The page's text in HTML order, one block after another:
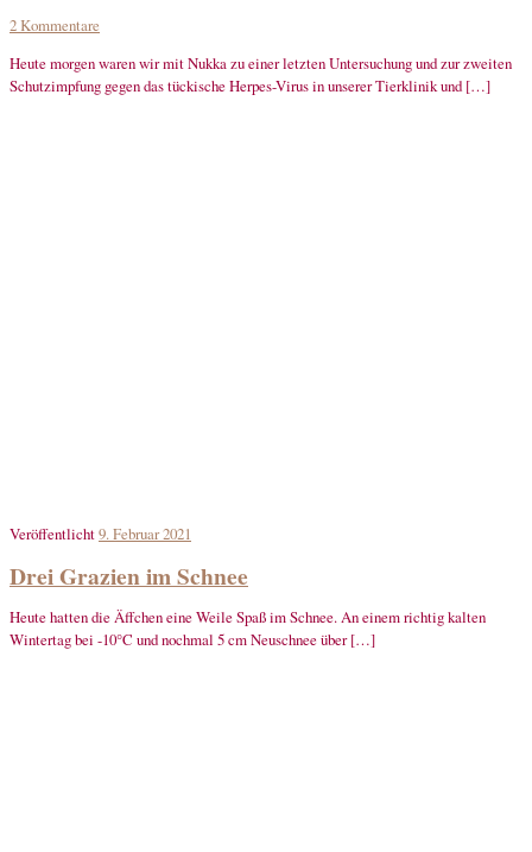
2 Kommentare
Heute morgen waren wir mit Nukka zu einer letzten Untersuchung und zur zweiten
Schutzimpfung gegen das tückische Herpes-Virus in unserer Tierklinik und […]
Veröffentlicht9. Februar 2021
Drei Grazien im Schnee
Heute hatten die Äffchen eine Weile Spaß im Schnee. An einem richtig kalten
Wintertag bei -10°C und nochmal 5 cm Neuschnee über […]